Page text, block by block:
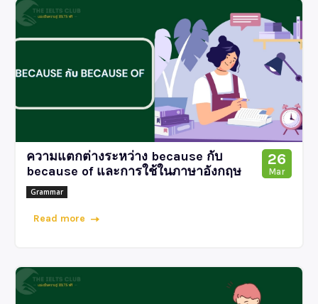
ความแตกต่างระหว่าง because กับ
because of และการใช้ในภาษาอังกฤษ
Grammar
Read more
26
Mar